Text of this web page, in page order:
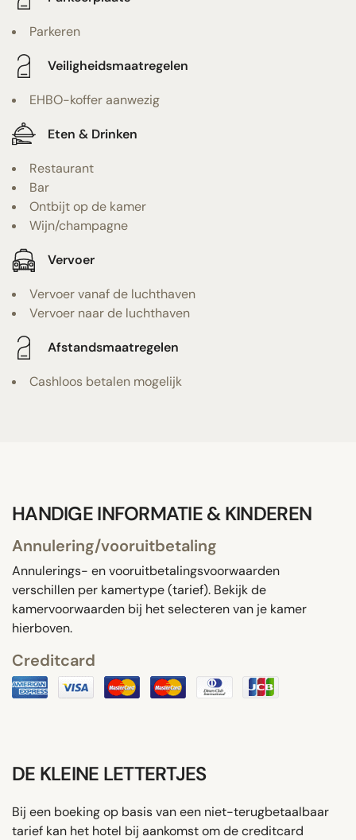
Parkeren
Veiligheidsmaatregelen
EHBO-koffer aanwezig
Eten & Drinken
Restaurant
Bar
Ontbijt op de kamer
Wijn/champagne
Vervoer
Vervoer vanaf de luchthaven
Vervoer naar de luchthaven
Afstandsmaatregelen
Cashloos betalen mogelijk
HANDIGE INFORMATIE & KINDEREN
Annulering/vooruitbetaling
Annulerings- en vooruitbetalingsvoorwaarden
verschillen per kamertype (tarief). Bekijk de
kamervoorwaarden bij het selecteren van je kamer
hierboven.
Creditcard
DE KLEINE LETTERTJES
Bij een boeking op basis van een niet-terugbetaalbaar
tarief kan het hotel bij aankomst om de creditcard